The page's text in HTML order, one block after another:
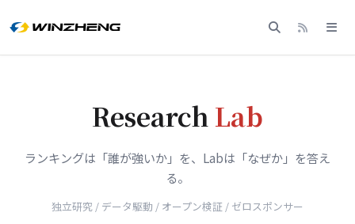
Research Lab
ランキングは「誰が強いか」を、Labは「なぜか」を答え
る。
独立研究 / データ駆動 / オープン検証 / ゼロスポンサー